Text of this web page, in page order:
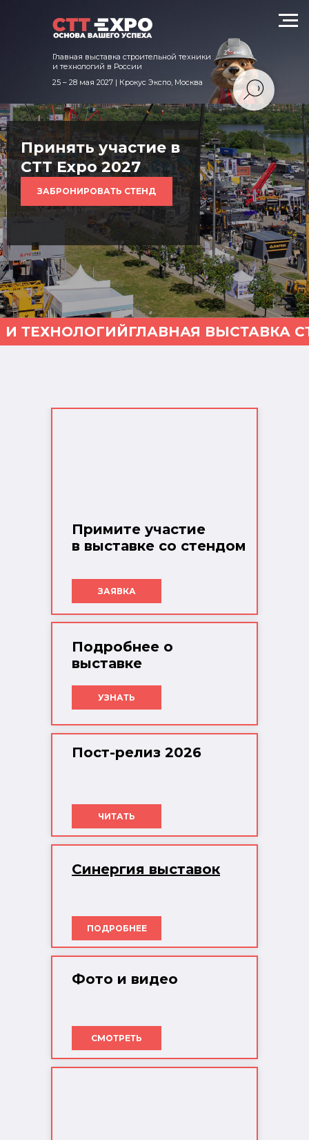
Главная выставка строительной техники
и технологий в России
25 – 28 мая 2027 | Крокус Экспо, Москва
Принять участие в
CTT Expo 2027
ЗАБРОНИРОВАТЬ СТЕНД
И ТЕХНОЛОГИЙГЛАВНАЯ ВЫСТАВКА
Примите участие
в выставке со стендом
Пост-релиз 2026
ЧИТАТЬ
ЗАЯВКА
Фото и видео
СМОТРЕТЬ
Синергия выставок
ПОДРОБНЕЕ
Подробнее о
выставке
УЗНАТЬ